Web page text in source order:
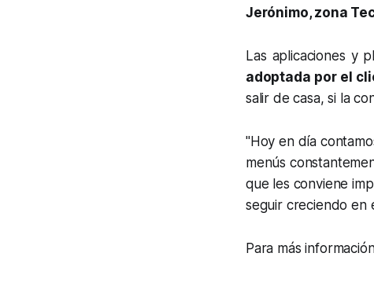
Jerónimo, zona
Las aplicaciones y
adoptada por el
salir de casa, si la
"Hoy en día
menús
que les conviene
seguir creciendo en
Para más